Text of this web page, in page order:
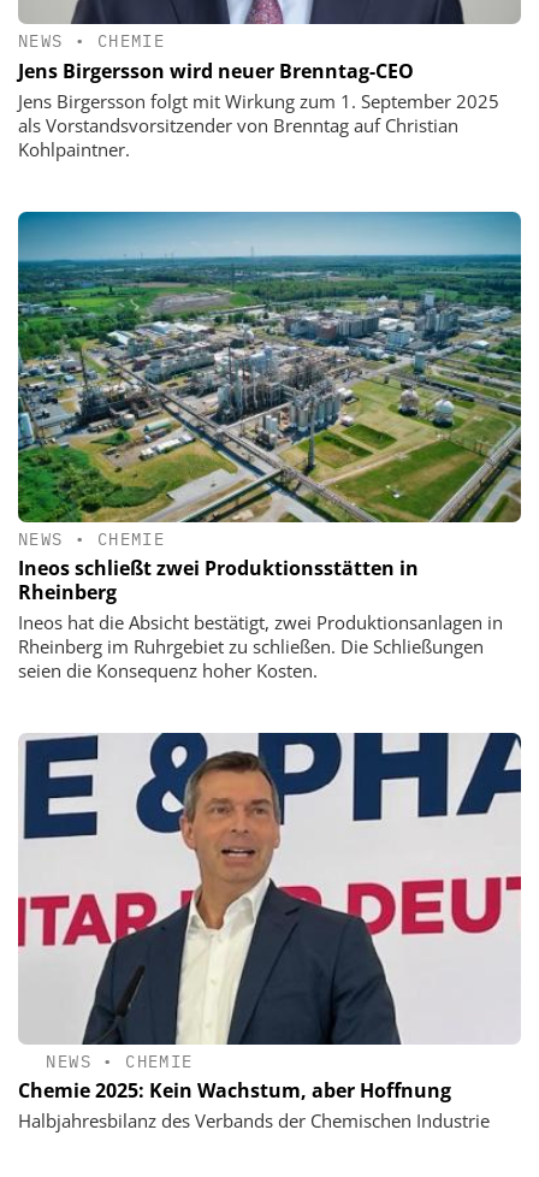
NEWS • CHEMIE
Jens Birgersson wird neuer Brenntag-CEO
Jens Birgersson folgt mit Wirkung zum 1. September 2025
als Vorstandsvorsitzender von Brenntag auf Christian
Kohlpaintner.
NEWS • CHEMIE
Ineos schließt zwei Produktionsstätten in
Rheinberg
Ineos hat die Absicht bestätigt, zwei Produktionsanlagen in
Rheinberg im Ruhrgebiet zu schließen. Die Schließungen
seien die Konsequenz hoher Kosten.
NEWS • CHEMIE
Chemie 2025: Kein Wachstum, aber Hoffnung
Halbjahresbilanz des Verbands der Chemischen Industrie